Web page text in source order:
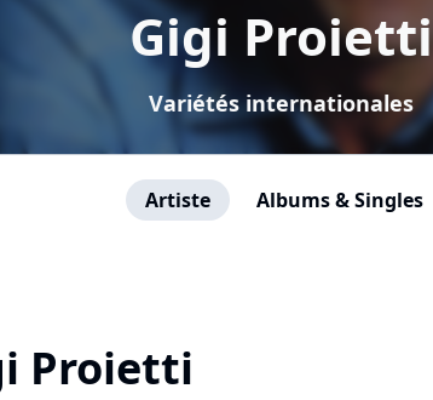
Gigi Proietti
Variétés internationales
Artiste Albums & Singles
Proietti